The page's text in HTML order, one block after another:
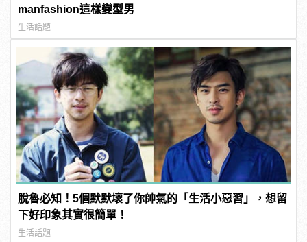
manfashion這樣變型男
生活話題
脫魯必知！5個默默壞了你帥氣的「生活小惡習」，想留
下好印象其實很簡單！
生活話題